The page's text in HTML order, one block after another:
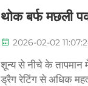
थोक बर्फ मछली
2026-02-02
शून्य से नीचे के तापमान
ड्रैग रेटिंग से अधिक